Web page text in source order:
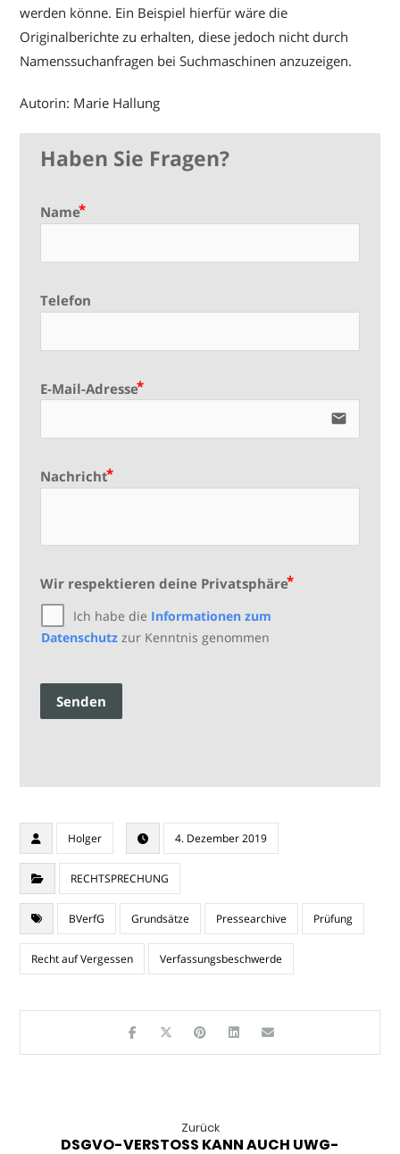
werden könne. Ein Beispiel hierfür wäre die
Originalberichte zu erhalten, diese jedoch nicht durch
Namenssuchanfragen bei Suchmaschinen anzuzeigen.
Autorin: Marie Hallung
Haben Sie Fragen?
Name
Telefon
E-Mail-Adresse
email
Nachricht
Wir respektieren deine Privatsphäre
Ich habe die Informationen zum
Datenschutzzur Kenntnis genommen
Senden
Holger 4. Dezember 2019
RECHTSPRECHUNG
BVerfG Grundsätze Pressearchive Prüfung
Recht auf Vergessen Verfassungsbeschwerde
Zurück
DSGVO-VERSTOSS KANN AUCH UWG-